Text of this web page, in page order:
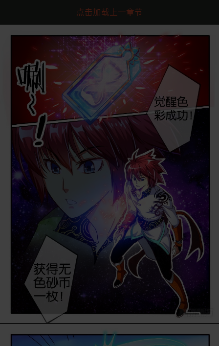
点击加载上一章节